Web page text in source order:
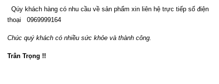
Qúy khách hàng có nhu cầu về sản phẩm xin liên hệ trực tiếp số điện
thoại 0969999164
Chúc quý khách có nhiều sức khỏe và thành công.
Trân Trọng !!